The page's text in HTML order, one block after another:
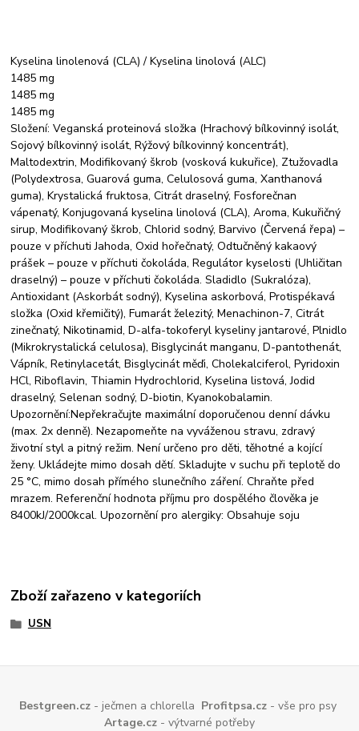
Kyselina linolenová (CLA) / Kyselina linolová (ALC)
1485 mg
1485 mg
1485 mg
Složení: Veganská proteinová složka (Hrachový bílkovinný isolát,
Sojový bílkovinný isolát, Rýžový bílkovinný koncentrát),
Maltodextrin, Modifikovaný škrob (vosková kukuřice), Ztužovadla
(Polydextrosa, Guarová guma, Celulosová guma, Xanthanová
guma), Krystalická fruktosa, Citrát draselný, Fosforečnan
vápenatý, Konjugovaná kyselina linolová (CLA), Aroma, Kukuřičný
sirup, Modifikovaný škrob, Chlorid sodný, Barvivo (Červená řepa) –
pouze v příchuti Jahoda, Oxid hořečnatý, Odtučněný kakaový
prášek – pouze v příchuti čokoláda, Regulátor kyselosti (Uhličitan
draselný) – pouze v příchuti čokoláda. Sladidlo (Sukralóza),
Antioxidant (Askorbát sodný), Kyselina askorbová, Protispékavá
složka (Oxid křemičitý), Fumarát železitý, Menachinon-7, Citrát
zinečnatý, Nikotinamid, D-alfa-tokoferyl kyseliny jantarové, Plnidlo
(Mikrokrystalická celulosa), Bisglycinát manganu, D-pantothenát,
Vápník, Retinylacetát, Bisglycinát měďi, Cholekalciferol, Pyridoxin
HCl, Riboflavin, Thiamin Hydrochlorid, Kyselina listová, Jodid
draselný, Selenan sodný, D-biotin, Kyanokobalamin.
Upozornění:Nepřekračujte maximální doporučenou denní dávku
(max. 2x denně). Nezapomeňte na vyváženou stravu, zdravý
životní styl a pitný režim. Není určeno pro děti, těhotné a kojící
ženy. Ukládejte mimo dosah dětí. Skladujte v suchu při teplotě do
25 °C, mimo dosah přímého slunečního záření. Chraňte před
mrazem. Referenční hodnota příjmu pro dospělého člověka je
8400kJ/2000kcal. Upozornění pro alergiky: Obsahuje soju
Zboží zařazeno v kategoriích
USN
Bestgreen.cz - ječmen a chlorella Profitpsa.cz - vše pro psy
Artage.cz - výtvarné potřeby